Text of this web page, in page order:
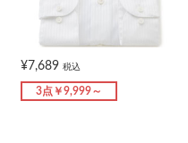
¥7,689 税込
3点￥9,999～